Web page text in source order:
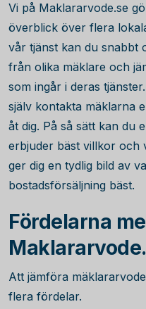
Vi på Maklararvode.se
överblick över flera
vår tjänst kan du snabbt
från olika mäklare och
som ingår i deras
själv kontakta mäklarna
åt dig. På så sätt kan du
erbjuder bäst villkor och
ger dig en tydlig bild av
bostadsförsäljning bäst.
Fördelarna
Att jämföra
flera fördelar.